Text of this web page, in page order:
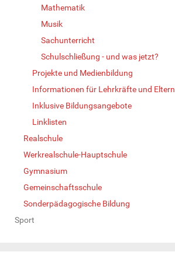
Mathematik
Musik
Sachunterricht
Schulschließung - und was jetzt?
Projekte und Medienbildung
Informationen für Lehrkräfte und Eltern
Inklusive Bildungsangebote
Linklisten
Realschule
Werkrealschule-Hauptschule
Gymnasium
Gemeinschaftsschule
Sonderpädagogische Bildung
Sport